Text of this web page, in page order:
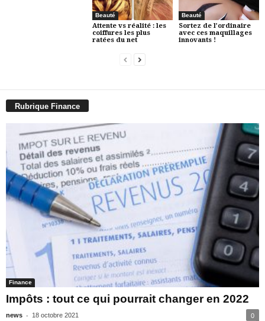
Beauté
Attente vs réalité : les
coiffures les plus
ratées du net
Beauté
Sortez de l’ordinaire
avec ces maquillages
innovants !
Rubrique Finance
Finance
Impôts : tout ce qui pourrait changer en 2022
news - 18 octobre 2021 0